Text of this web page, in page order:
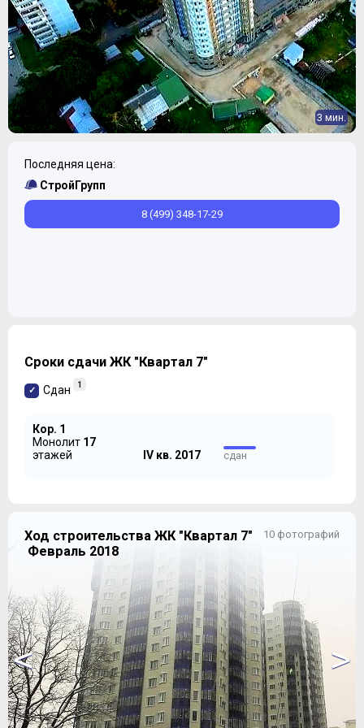
3 мин.
Последняя цена:
СтройГрупп
8 (499) 348-17-29
Сроки сдачи ЖК "Квартал 7"
Сдан 1
Кор. 1
Монолит 17
этажей
IV кв. 2017 сдан
10 фотографий
Ход строительства ЖК "Квартал 7"
Февраль 2018
< >